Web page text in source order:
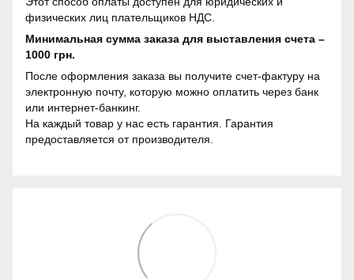
физических лиц плательщиков НДС.
Минимальная сумма заказа для выставления счета –
1000 грн.
После оформления заказа вы получите счет-фактуру на
электронную почту, которую можно оплатить через банк
или интернет-банкинг.
На каждый товар у нас есть гарантия. Гарантия
предоставляется от производителя.